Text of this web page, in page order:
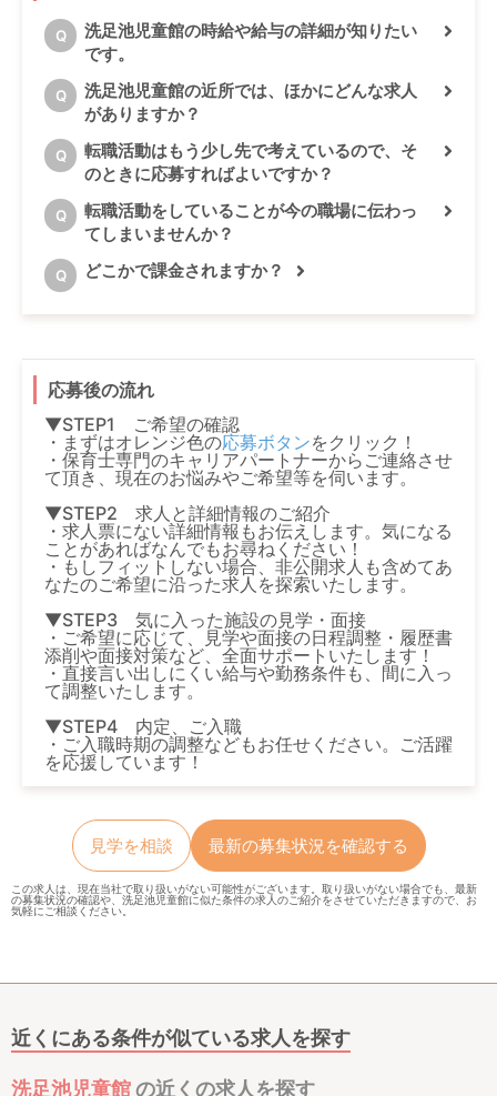
Q
洗足池児童館の時給や給与の詳細が知りたい
です。
Q
洗足池児童館の近所では、ほかにどんな求人
がありますか？
Q
転職活動はもう少し先で考えているので、そ
のときに応募すればよいですか？
Q
転職活動をしていることが今の職場に伝わっ
てしまいませんか？
Q どこかで課金されますか？
応募後の流れ
▼STEP1 ご希望の確認
・まずはオレンジ色の応募ボタンをクリック！
・保育士専門のキャリアパートナーからご連絡させ
て頂き、現在のお悩みやご希望等を伺います。
▼STEP2 求人と詳細情報のご紹介
・求人票にない詳細情報もお伝えします。気になる
ことがあればなんでもお尋ねください！
・もしフィットしない場合、非公開求人も含めてあ
なたのご希望に沿った求人を探索いたします。
▼STEP3 気に入った施設の見学・面接
・ご希望に応じて、見学や面接の日程調整・履歴書
添削や面接対策など、全面サポートいたします！
・直接言い出しにくい給与や勤務条件も、間に入っ
て調整いたします。
▼STEP4 内定、ご入職
・ご入職時期の調整などもお任せください。ご活躍
を応援しています！
見学を相談 最新の募集状況を確認する
この求人は、現在当社で取り扱いがない可能性がございます。取り扱いがない場合でも、最新
の募集状況の確認や、洗足池児童館に似た条件の求人のご紹介をさせていただきますので、お
気軽にご相談ください。
近くにある条件が似ている求人を探す
洗足池児童館の近くの求人を探す